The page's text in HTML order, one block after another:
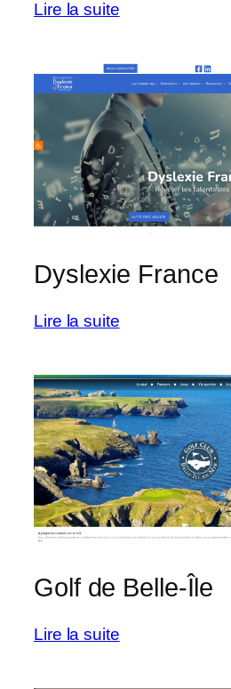
Lire la suite:
Dyslexie France
Lire la suite:
Golf de Belle-Île
Lire la suite: